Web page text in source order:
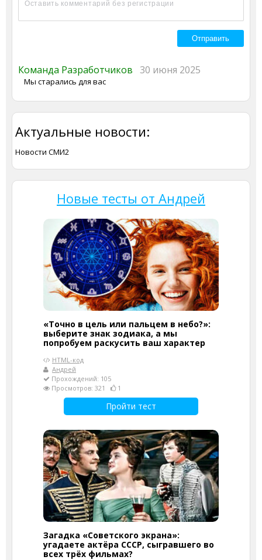
Команда Разработчиков 30 июня 2025
Мы старались для вас
Актуальные новости:
Новости СМИ2
Новые тесты от Андрей
«Точно в цель или пальцем в небо?»:
выберите знак зодиака, а мы
попробуем раскусить ваш характер
HTML-код
Андрей
Прохождений: 105
Просмотров: 321
1
Пройти тест
Загадка «Советского экрана»:
угадаете актёра СССР, сыгравшего во
всех трёх фильмах?